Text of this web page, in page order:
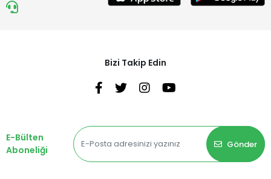
Bizi Takip Edin
E-Bülten
Aboneliği
Gönder